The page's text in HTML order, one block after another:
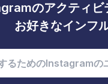
のアクティビ
お好きなインフ